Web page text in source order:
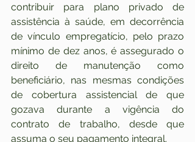
contribuir para plano privado de
assistência à saúde, em decorrência
de vínculo empregatício, pelo prazo
mínimo de dez anos, é assegurado o
direito de manutenção como
beneficiário, nas mesmas condições
de cobertura assistencial de que
gozava durante a vigência do
contrato de trabalho, desde que
assuma o seu pagamento integral.